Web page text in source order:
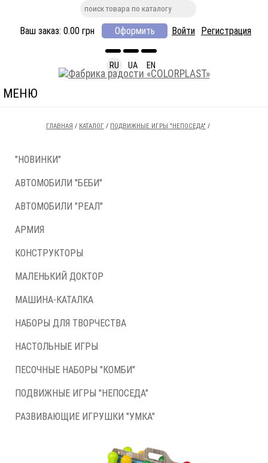
Ваш заказ: 0.00 грн Оформить Войти Регистрация
RU UA EN
МЕНЮ
ГЛАВНАЯ / КАТАЛОГ / ПОДВИЖНЫЕ ИГРЫ "НЕПОСЕДА" /
"НОВИНКИ"
АВТОМОБИЛИ "БЕБИ"
АВТОМОБИЛИ "РЕАЛ"
АРМИЯ
КОНСТРУКТОРЫ
МАЛЕНЬКИЙ ДОКТОР
МАШИНА-КАТАЛКА
НАБОРЫ ДЛЯ ТВОРЧЕСТВА
НАСТОЛЬНЫЕ ИГРЫ
ПЕСОЧНЫЕ НАБОРЫ "КОМБИ"
ПОДВИЖНЫЕ ИГРЫ "НЕПОСЕДА"
РАЗВИВАЮЩИЕ ИГРУШКИ "УМКА"